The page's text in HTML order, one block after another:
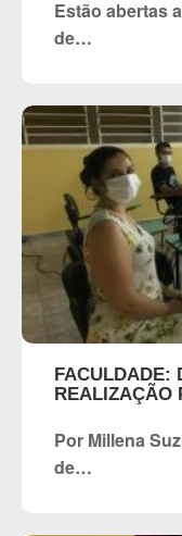
Estão abertas
de…
FACULDADE:
REALIZAÇÃO
Por Millena
de…